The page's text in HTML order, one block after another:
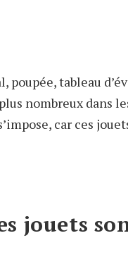
poupée, tableau
nombreux dans
car ces
jouets